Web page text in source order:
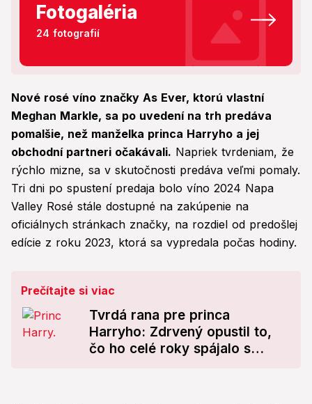
Fotogaléria
24 fotografií
Nové rosé víno značky As Ever, ktorú vlastní
Meghan Markle, sa po uvedení na trh predáva
pomalšie, než manželka princa Harryho a jej
obchodní partneri očakávali. Napriek tvrdeniam, že
rýchlo mizne, sa v skutočnosti predáva veľmi pomaly.
Tri dni po spustení predaja bolo víno 2024 Napa
Valley Rosé stále dostupné na zakúpenie na
oficiálnych stránkach značky, na rozdiel od predošlej
edície z roku 2023, ktorá sa vypredala počas hodiny.
Prečítajte si viac
Tvrdá rana pre princa
Harryho: Zdrvený opustil to,
čo ho celé roky spájalo s